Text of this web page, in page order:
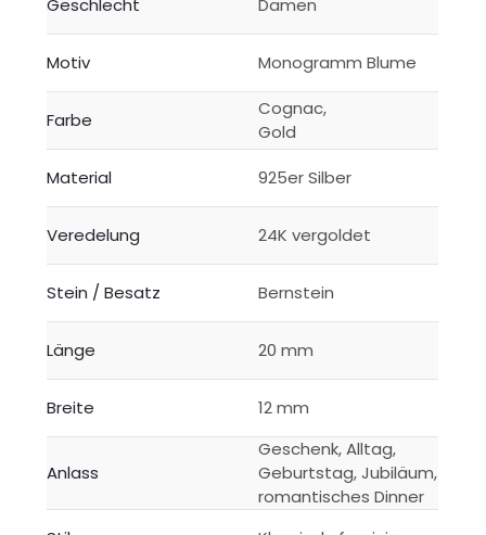
Geschlecht Damen
Motiv Monogramm Blume
Farbe
Cognac,
Gold
Material
925er Silber
Veredelung 24K vergoldet
Stein / Besatz Bernstein
Länge 20 mm
Breite 12 mm
Anlass
Geschenk, Alltag,
Geburtstag, Jubiläum,
romantisches Dinner